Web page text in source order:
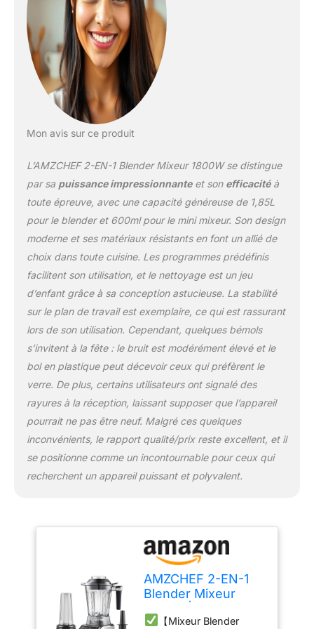
augmenter la friction et
réduire le bruit. ⑤A
safety feature makes the
blender smoothie stop
working as soon as the
container leaves the
1,85 L n'est pas ronde et
colline, ce qui augmente
largement la résistance
aux aliments. ② Le
blender est équipé de 6
lames tranchantes en
acier inoxydable pour un
assemblage 3D, et le
vortex généré a
l'utilisation permet de
bien mélanger les
aliments. ③ Le moteur de
1800 watts lui confère
une forte puissance de
22 000 tours par minute,
de sorte que les
ingrédients ne peuvent
sortir, ils sont tous
broyés.
【Deux
méthodes de mixage】-
Vous pouvez choisir
vos envies. ① La grande
bouteille de 1,85 litre est
adaptée à la préparation
d'aliments pour plusieurs
personnes afin de
répondre aux besoins de
toute la famille. ② La
Mon avis sur ce produit
L’AMZCHEF 2-EN-1 Blender Mixeur 1800W se distingue
par sa puissance impressionnanteet son efficacitéà
toute épreuve, avec une capacité généreuse de 1,85L
pour le blender et 600ml pour le mini mixeur. Son design
moderne et ses matériaux résistants en font un allié de
choix dans toute cuisine. Les programmes prédéfinis
facilitent son utilisation, et le nettoyage est un jeu
d’enfant grâce à sa conception astucieuse. La stabilité
sur le plan de travail est exemplaire, ce qui est rassurant
lors de son utilisation. Cependant, quelques bémols
s’invitent à la fête : le bruit est modérément élevé et le
bol en plastique peut décevoir ceux qui préfèrent le
verre. De plus, certains utilisateurs ont signalé des
rayures à la réception, laissant supposer que l’appareil
pourrait ne pas être neuf. Malgré ces quelques
inconvénients, le rapport qualité/prix reste excellent, et il
se positionne comme un incontournable pour ceux qui
recherchent un appareil puissant et polyvalent.
AMZCHEF 2-EN-1
Blender Mixeur
Professionnel 1,85L
【Mixeur Blender